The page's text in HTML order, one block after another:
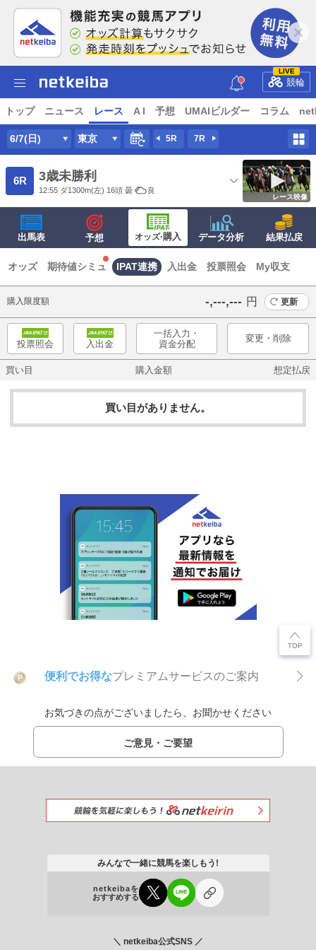
LIVE
競輪
トップ ニュース レース A I 予想 UMAIビルダー コラム
6/7(日) 東京 5R 7R
6R 3歳未勝利
12:55 ダ1300m(左) 16頭 曇 良
レース映像
出馬表 予想 オッズ·購入 データ分析 結果払戻
オッズ 期待値シミュ IPAT連携 入出金 投票照会 My収支
購入限度額 ‐,‐‐‐,‐‐‐ 円 更新
投票照会 入出金
一括入力・
資金分配
変更・削除
買い目 購入金額 想定払戻
買い目がありません。
P 便利でお得なプレミアムサービスのご案内
お気づきの点がございましたら、お聞かせください
ご意見・ご要望
みんなで一緒に競馬を楽しもう!
netkeibaを
おすすめする
＼ netkeiba公式SNS ／